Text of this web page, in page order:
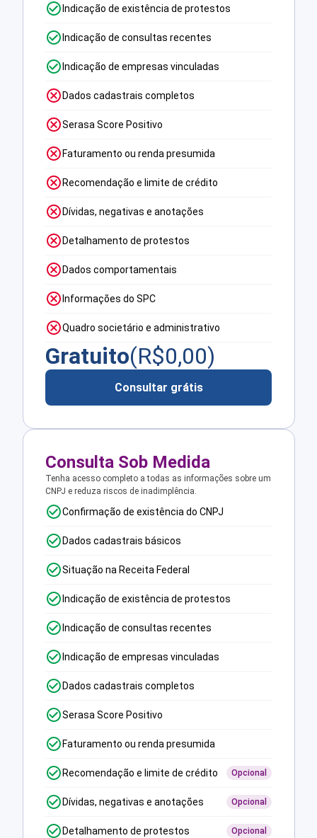
Indicação de existência de protestos
Indicação de consultas recentes
Indicação de empresas vinculadas
Dados cadastrais completos
Serasa Score Positivo
Faturamento ou renda presumida
Recomendação e limite de crédito
Dívidas, negativas e anotações
Detalhamento de protestos
Dados comportamentais
Informações do SPC
Quadro societário e administrativo
Gratuito(R$0,00)
Consultar grátis
Consulta Sob Medida
Tenha acesso completo a todas as informações sobre um
CNPJ e reduza riscos de inadimplência.
Confirmação de existência do CNPJ
Dados cadastrais básicos
Situação na Receita Federal
Indicação de existência de protestos
Indicação de consultas recentes
Indicação de empresas vinculadas
Dados cadastrais completos
Serasa Score Positivo
Faturamento ou renda presumida
Recomendação e limite de crédito Opcional
Dívidas, negativas e anotações Opcional
Detalhamento de protestos Opcional